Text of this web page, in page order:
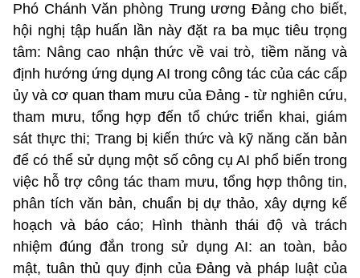
Phó Chánh Văn phòng Trung ương Đảng cho biết,
hội nghị tập huấn lần này đặt ra ba mục tiêu trọng
tâm: Nâng cao nhận thức về vai trò, tiềm năng và
định hướng ứng dụng AI trong công tác của các cấp
ủy và cơ quan tham mưu của Đảng - từ nghiên cứu,
tham mưu, tổng hợp đến tổ chức triển khai, giám
sát thực thi; Trang bị kiến thức và kỹ năng căn bản
để có thể sử dụng một số công cụ AI phổ biến trong
việc hỗ trợ công tác tham mưu, tổng hợp thông tin,
phân tích văn bản, chuẩn bị dự thảo, xây dựng kế
hoạch và báo cáo; Hình thành thái độ và trách
nhiệm đúng đắn trong sử dụng AI: an toàn, bảo
mật, tuân thủ quy định của Đảng và pháp luật của